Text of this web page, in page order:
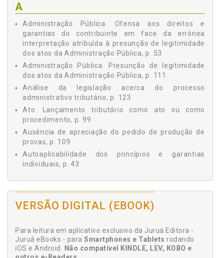
LEGITIMIDADE DOS ATOS DA ADMINISTRAÇÃO
PÚBLICA, p. 53
Capítulo III - O SIGNIFICADO DA VERDADE COMO SISTEMA
DE GARANTIAS, p. 55
3.1 TEORIAS DA VERDADE, p. 55
3.2 VERDADE FORMAL E VERDADE MATERIAL, p. 57
3.3 VERDADE COMO SISTEMA DE GARANTIAS, p. 60
Capítulo IV - A BUSCA DA VERDADE ATRAVÉS DA
REALIZAÇÃO DA PROVA, p. 67
4.1 A PROVA COMO INSTRUMENTO DA BUSCA DA
VERDADE, p. 67
4.1.1 Significado do Vocábulo "Prova", p. 68
4.2 DO OBJETO DA PROVA, p. 70
4.3 MEIOS DE PROVA, p. 72
4.4 PROVA E VERDADE, p. 82
II - PARTE ESPECIAL, p. 89
Capítulo I - DO LANÇAMENTO, p. 91
1.1.1 A Doutrina e a Jurisprudência Quanto à
Natureza Constitutiva ou Declaratória do
Lançamento, p. 92
A
Administração Pública. Ofensa aos direitos e
garantias do contribuinte em face da errônea
interpretação atribuída à presunção de legitimidade
dos atos da Administração Pública, p. 53
Administração Pública. Presunção de legitimidade
dos atos da Administração Pública, p. 111
Análise da legislação acerca do processo
administrativo tributário, p. 123
Ato. Lançamento tributário como ato ou como
procedimento, p. 99
Ausência de apreciação do pedido de produção de
provas, p. 109
Autoaplicabilidade dos princípios e garantias
individuais, p. 43
B
Busca da tutela jurisdicional específica à questão da
prova e o afastamento da presunção de opção da
administrativa, p. 120
Busca da verdade através da realização da prova, p.
67
VERSÃO DIGITAL (EBOOK)
Para leitura em aplicativo exclusivo da Juruá Editora -
Juruá eBooks - para Smartphones e Tablets rodando
iOS e Android. Não compatível KINDLE, LEV, KOBO e